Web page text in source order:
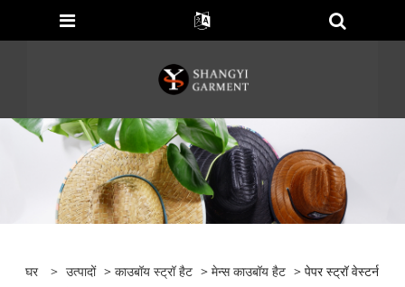
घर > उत्पादों >काउबॉय स्ट्रॉ हैट >मेन्स काउबॉय हैट > पेपर स्ट्रॉ वेस्टर्न